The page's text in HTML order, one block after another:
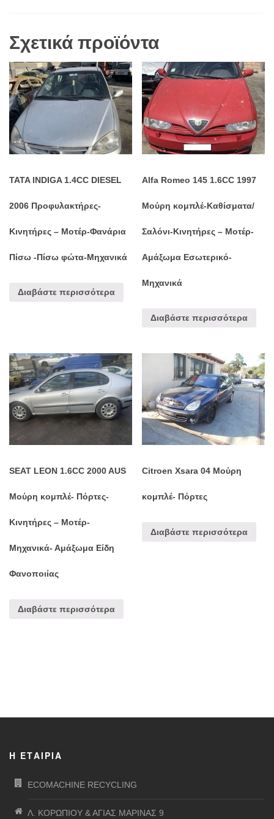
Σχετικά προϊόντα
TATA INDIGA 1.4CC DIESEL
2006 Προφυλακτήρες-
Κινητήρες – Μοτέρ-Φανάρια
Πίσω -Πίσω φώτα-Μηχανικά
Διαβάστε περισσότερα
Alfa Romeo 145 1.6CC 1997
Μούρη κομπλέ-Καθίσματα/
Σαλόνι-Κινητήρες – Μοτέρ-
Αμάξωμα Εσωτερικό-
Μηχανικά
Διαβάστε περισσότερα
SEAT LEON 1.6CC 2000 AUS
Μούρη κομπλέ- Πόρτες-
Κινητήρες – Μοτέρ-
Μηχανικά- Αμάξωμα Είδη
Φανοποιίας
Διαβάστε περισσότερα
Citroen Xsara 04 Μούρη
κομπλέ- Πόρτες
Διαβάστε περισσότερα
Η ΕΤΑΙΡΊΑ
ECOMACHINE RECYCLING
Λ. ΚΟΡΩΠΙΟΥ & ΑΓΙΑΣ ΜΑΡΙΝΑΣ 9